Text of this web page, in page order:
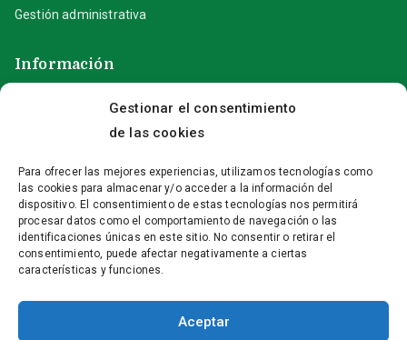
Gestionar el consentimiento
de las cookies
Para ofrecer las mejores experiencias, utilizamos tecnologías como
las cookies para almacenar y/o acceder a la información del
dispositivo. El consentimiento de estas tecnologías nos permitirá
procesar datos como el comportamiento de navegación o las
identificaciones únicas en este sitio. No consentir o retirar el
consentimiento, puede afectar negativamente a ciertas
características y funciones.
Aceptar
Gestión administrativa
Información
Política de privacidad
Contacta con nosotros
+(34) 96 646 23 55
info@fontserrat-asesores.com